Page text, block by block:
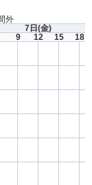
外
7日 (金)
9 12 15 18